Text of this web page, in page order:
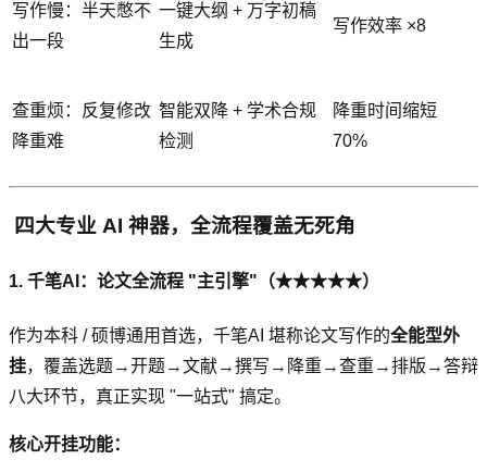
写作慢：半天憋不
出一段
一键大纲 + 万字初稿
生成
写作效率 ×8
查重烦：反复修改
降重难
智能双降 + 学术合规
检测
降重时间缩短
70%
️ 四大专业 AI 神器，全流程覆盖无死角
1. 千笔AI：论文全流程 "主引擎"（★★★★★）
作为本科 / 硕博通用首选，千笔AI 堪称论文写作的全能型外
挂，覆盖选题→开题→文献→撰写→降重→查重→排版→答辩
八大环节，真正实现 "一站式" 搞定。
核心开挂功能：